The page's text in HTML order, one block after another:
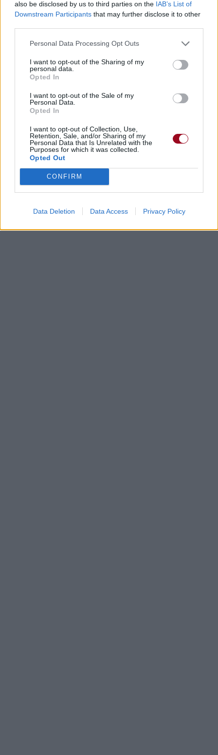
also be disclosed by us to third parties on the IAB’s List of
Downstream Participants that may further disclose it to other
Personal Data Processing Opt Outs
I want to opt-out of the Sharing of my
personal data.
Opted In
I want to opt-out of the Sale of my
Personal Data.
Opted In
I want to opt-out of Collection, Use,
Retention, Sale, and/or Sharing of my
Personal Data that Is Unrelated with the
Purposes for which it was collected.
Opted Out
CONFIRM
Data Deletion Data Access Privacy Policy